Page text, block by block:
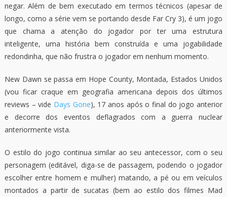
negar. Além de bem executado em termos técnicos (apesar de
longo, como a série vem se portando desde Far Cry 3), é um jogo
que chama a atenção do jogador por ter uma estrutura
inteligente, uma história bem construída e uma jogabilidade
redondinha, que não frustra o jogador em nenhum momento.
New Dawn se passa em Hope County, Montada, Estados Unidos
(vou ficar craque em geografia americana depois dos últimos
reviews – vide Days Gone), 17 anos após o final do jogo anterior
e decorre dos eventos deflagrados com a guerra nuclear
anteriormente vista.
O estilo do jogo continua similar ao seu antecessor, com o seu
personagem (editável, diga-se de passagem, podendo o jogador
escolher entre homem e mulher) matando, a pé ou em veículos
montados a partir de sucatas (bem ao estilo dos filmes Mad